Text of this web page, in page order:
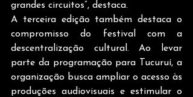
grandes circuitos”, destaca.
A terceira edição também destaca o
compromisso do festival com a
descentralização cultural. Ao levar
parte da programação para Tucuruí, a
organização busca ampliar o acesso às
produções audiovisuais e estimular o